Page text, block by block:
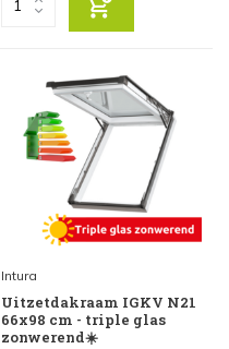
Intura
Uitzetdakraam IGKV N21
66x98 cm - triple glas
zonwerend☀️